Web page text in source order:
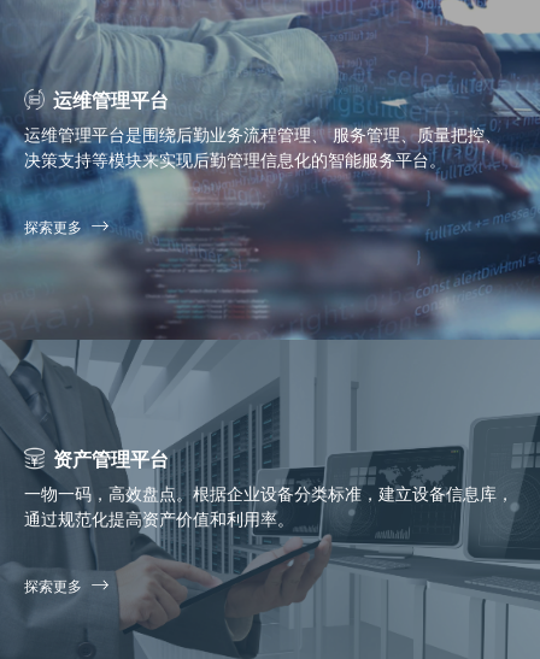
运维管理平台
运维管理平台是围绕后勤业务流程管理、 服务管理、质量把控、
决策支持等模块来实现后勤管理信息化的智能服务平台。
探索更多
资产管理平台
一物一码，高效盘点。根据企业设备分类标准，建立设备信息库，
通过规范化提高资产价值和利用率。
探索更多